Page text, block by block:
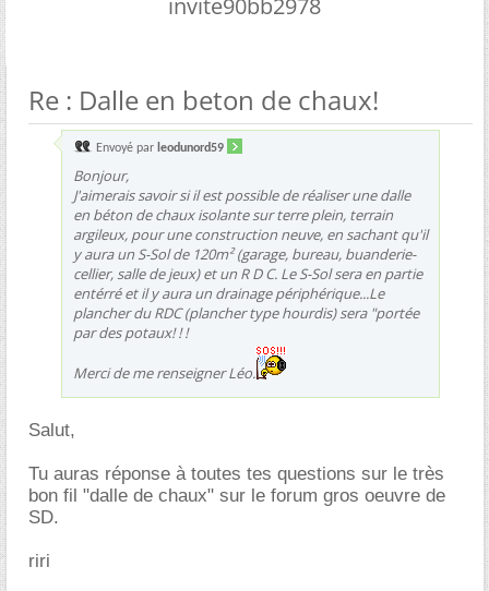
invite90bb2978
Re : Dalle en beton de chaux!
Envoyé par leodunord59
Bonjour,
J'aimerais savoir si il est possible de réaliser une dalle
en béton de chaux isolante sur terre plein, terrain
argileux, pour une construction neuve, en sachant qu'il
y aura un S-Sol de 120m² (garage, bureau, buanderie-
cellier, salle de jeux) et un R D C. Le S-Sol sera en partie
entérré et il y aura un drainage périphérique...Le
plancher du RDC (plancher type hourdis) sera "portée
par des potaux! ! !
Merci de me renseigner Léo.
Salut,
Tu auras réponse à toutes tes questions sur le très
bon fil "dalle de chaux" sur le forum gros oeuvre de
SD.
riri